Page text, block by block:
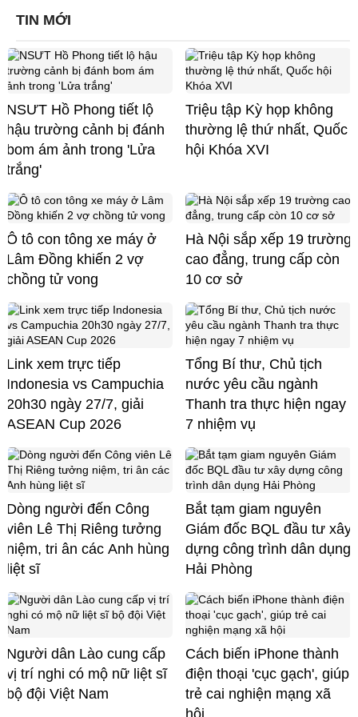
TIN MỚI
NSƯT Hồ Phong tiết lộ
hậu trường cảnh bị đánh
bom ám ảnh trong 'Lửa
trắng'
Triệu tập Kỳ họp không
thường lệ thứ nhất, Quốc
hội Khóa XVI
Ô tô con tông xe máy ở
Lâm Đồng khiến 2 vợ
chồng tử vong
Hà Nội sắp xếp 19 trường
cao đẳng, trung cấp còn
10 cơ sở
Link xem trực tiếp
Indonesia vs Campuchia
20h30 ngày 27/7, giải
ASEAN Cup 2026
Tổng Bí thư, Chủ tịch
nước yêu cầu ngành
Thanh tra thực hiện ngay
7 nhiệm vụ
Dòng người đến Công
viên Lê Thị Riêng tưởng
niệm, tri ân các Anh hùng
liệt sĩ
Bắt tạm giam nguyên
Giám đốc BQL đầu tư xây
dựng công trình dân dụng
Hải Phòng
Người dân Lào cung cấp
vị trí nghi có mộ nữ liệt sĩ
bộ đội Việt Nam
Cách biến iPhone thành
điện thoại 'cục gạch', giúp
trẻ cai nghiện mạng xã